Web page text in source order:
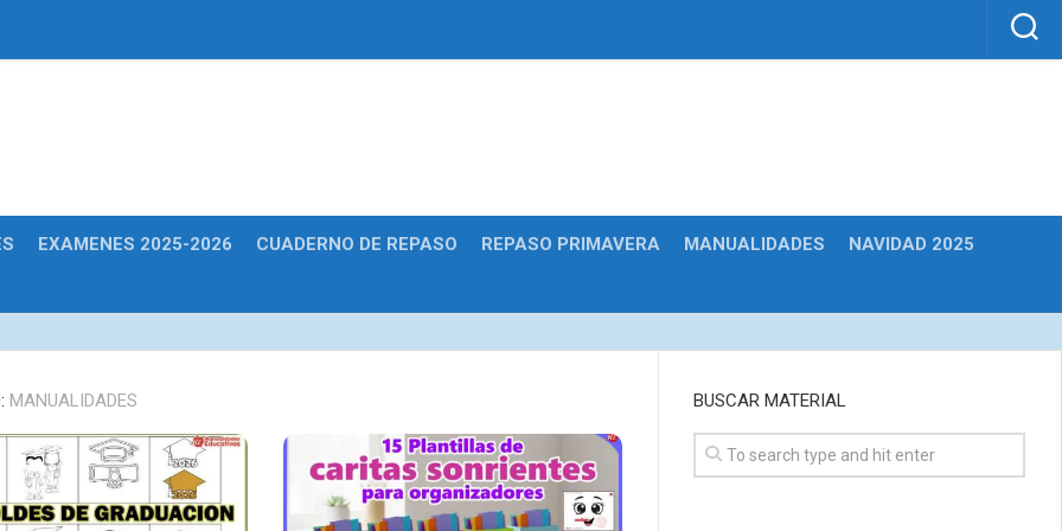
EXAMENES 2025-2026 CUADERNO DE REPASO REPASO PRIMAVERA MANUALIDADES
NAVIDAD 2025
MANUALIDADES BUSCAR MATERIAL